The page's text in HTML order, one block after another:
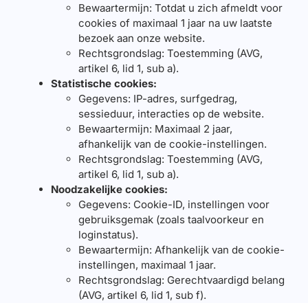
Bewaartermijn: Totdat u zich afmeldt voor
cookies of maximaal 1 jaar na uw laatste
bezoek aan onze website.
Rechtsgrondslag: Toestemming (AVG,
artikel 6, lid 1, sub a).
Statistische cookies:
Gegevens: IP-adres, surfgedrag,
sessieduur, interacties op de website.
Bewaartermijn: Maximaal 2 jaar,
afhankelijk van de cookie-instellingen.
Rechtsgrondslag: Toestemming (AVG,
artikel 6, lid 1, sub a).
Noodzakelijke cookies:
Gegevens: Cookie-ID, instellingen voor
gebruiksgemak (zoals taalvoorkeur en
loginstatus).
Bewaartermijn: Afhankelijk van de cookie-
instellingen, maximaal 1 jaar.
Rechtsgrondslag: Gerechtvaardigd belang
(AVG, artikel 6, lid 1, sub f).